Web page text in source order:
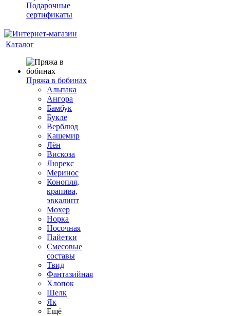
Подарочные
сертификаты
Каталог
Пряжа в бобинах
Альпака
Ангора
Бамбук
Букле
Верблюд
Кашемир
Лён
Вискоза
Люрекс
Меринос
Конопля,
крапива,
эвкалипт
Мохер
Норка
Носочная
Пайетки
Смесовые
составы
Твид
Фантазийная
Хлопок
Шелк
Як
Ещё